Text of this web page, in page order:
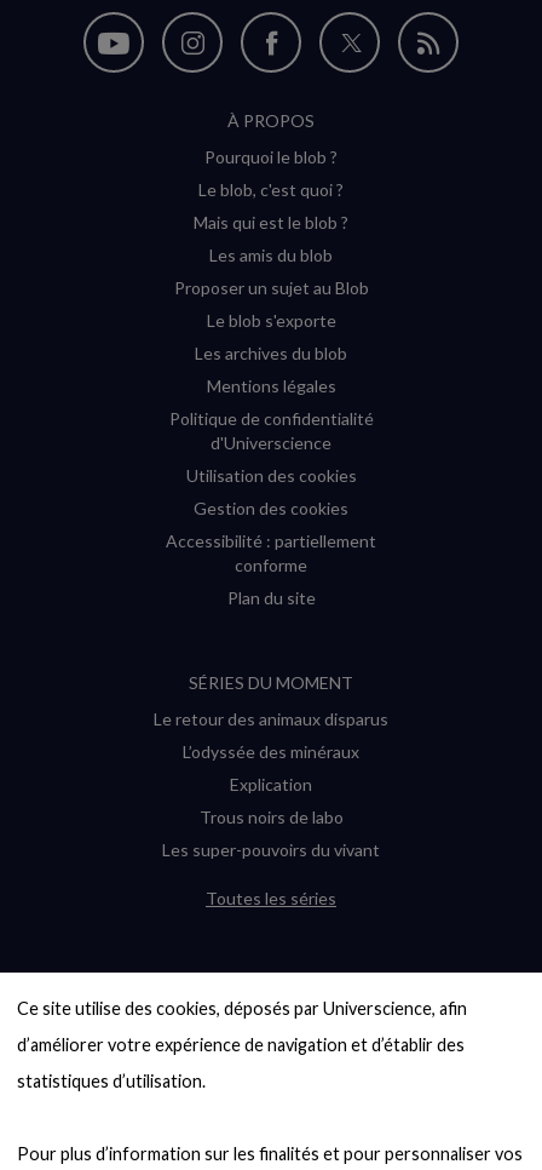
Ce site utilise des cookies, déposés par Universcience, afin
d’améliorer votre expérience de navigation et d’établir des
statistiques d’utilisation.
Pour plus d’information sur les finalités et pour personnaliser vos
Nous
Nous
Instagram
(nouvelle
Nous
sur
Facebook
(nouvelle
Nous
Flux
À PROPOS
Pourquoi le blob ?
Le blob, c'est quoi ?
Mais qui est le blob ?
Les amis du blob
Proposer un sujet au Blob
Le blob s'exporte
Les archives du blob
Mentions légales
Politique de confidentialité
d'Universcience
Utilisation des cookies
Gestion des cookies
Accessibilité : partiellement
conforme
Plan du site
SÉRIES DU MOMENT
Le retour des animaux disparus
L’odyssée des minéraux
Explication
Trous noirs de labo
Les super-pouvoirs du vivant
Toutes les séries
6000 exoplanètes, et pas de « Terre »
en vue ?
Quel avenir pour les cryptos ?
Entre mathématiques et politique : la